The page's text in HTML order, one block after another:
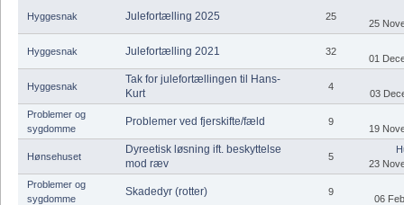
Hyggesnak Julefortælling 2025 25
25
Hyggesnak Julefortælling 2021 32
01
Hyggesnak
Tak for julefortællingen til Hans-
Kurt
4
03
Problemer og
sygdomme
Problemer ved fjerskifte/fæld 9
19
Hønsehuset
Dyreetisk løsning ift. beskyttelse
mod ræv
5
23
Problemer og
sygdomme
Skadedyr (rotter) 9
06